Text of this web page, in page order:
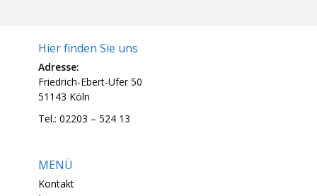
Hier finden Sie uns
Adresse:
Friedrich-Ebert-Ufer 50
51143 Köln
Tel.: 02203 – 524 13
MENÜ
Kontakt